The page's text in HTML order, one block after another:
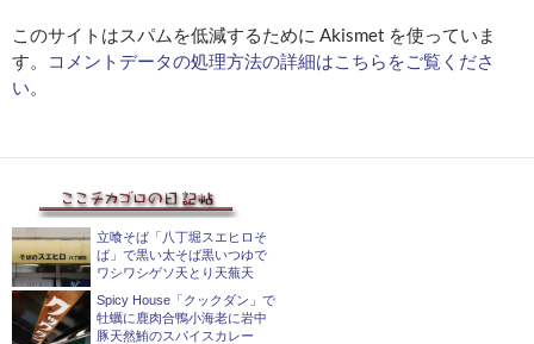
このサイトはスパムを低減するために Akismet を使っていま
す。
コメントデータの処理方法の詳細はこちらをご覧くださ
い。
立喰そば「八丁堀スエヒロそ
ば」で黒い太そば黒いつゆで
ワシワシゲソ天とり天蕪天
Spicy House「クックダン」で
牡蠣に鹿肉合鴨小海老に岩中
豚天然鮪のスパイスカレー